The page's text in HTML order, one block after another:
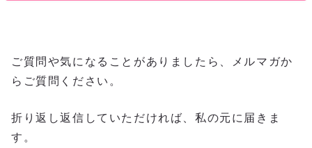
ご質問や気になることがありましたら、メルマガか
らご質問ください。
折り返し返信していただければ、私の元に届きま
す。